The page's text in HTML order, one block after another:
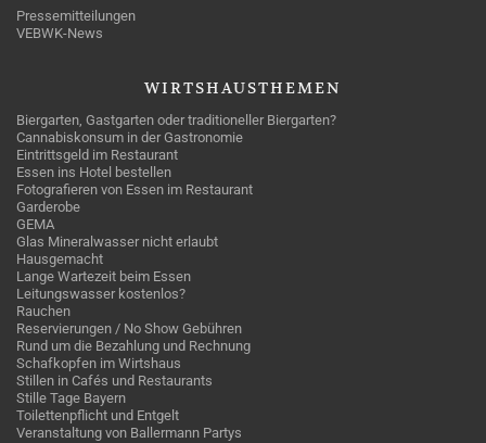
Pressemitteilungen
VEBWK-News
WIRTSHAUSTHEMEN
Biergarten, Gastgarten oder traditioneller Biergarten?
Cannabiskonsum in der Gastronomie
Eintrittsgeld im Restaurant
Essen ins Hotel bestellen
Fotografieren von Essen im Restaurant
Garderobe
GEMA
Glas Mineralwasser nicht erlaubt
Hausgemacht
Lange Wartezeit beim Essen
Leitungswasser kostenlos?
Rauchen
Reservierungen / No Show Gebühren
Rund um die Bezahlung und Rechnung
Schafkopfen im Wirtshaus
Stillen in Cafés und Restaurants
Stille Tage Bayern
Toilettenpflicht und Entgelt
Veranstaltung von Ballermann Partys